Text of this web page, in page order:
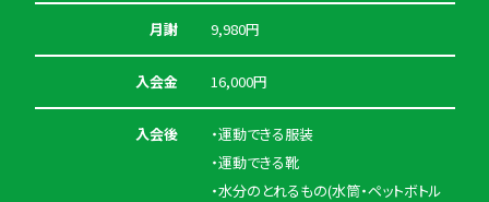
月謝 9,980円
入会金 16,000円
入会後
・運動できる服装
・運動できる靴
・水分のとれるもの(水筒・ペットボトル